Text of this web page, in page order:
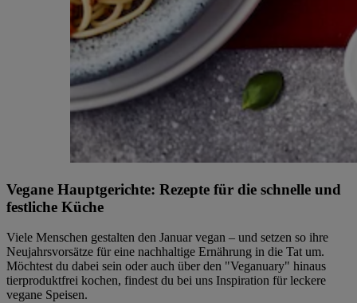
Vegane Hauptgerichte: Rezepte für die schnelle und
festliche Küche
Viele Menschen gestalten den Januar vegan – und setzen so ihre
Neujahrsvorsätze für eine nachhaltige Ernährung in die Tat um.
Möchtest du dabei sein oder auch über den "Veganuary" hinaus
tierproduktfrei kochen, findest du bei uns Inspiration für leckere
vegane Speisen.